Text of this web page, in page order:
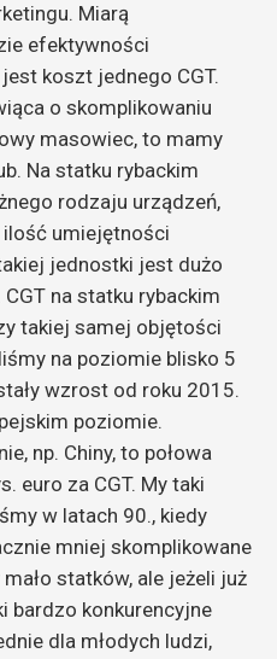
Miarą
efektywności
koszt jednego CGT.
o skomplikowaniu
masowiec, to mamy
Na statku rybackim
rodzaju urządzeń,
umiejętności
jednostki jest dużo
na statku rybackim
takiej samej objętości
na poziomie blisko 5
wzrost od roku 2015.
poziomie.
np. Chiny, to połowa
euro za CGT. My taki
w latach 90., kiedy
mniej skomplikowane
statków, ale jeżeli już
bardzo konkurencyjne
dla młodych ludzi,